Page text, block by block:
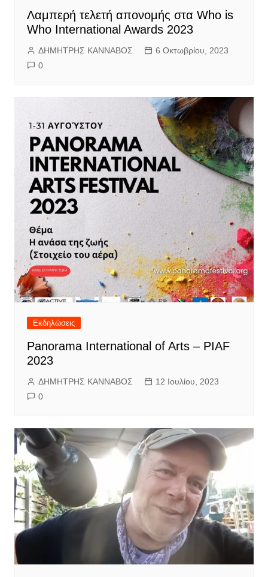
Λαμπερή τελετή απονομής στα Who is
Who International Awards 2023
ΔΗΜΗΤΡΗΣ ΚΑΝΝΑΒΟΣ
6 Οκτωβρίου, 2023
0
Εκδηλώσεις
Panorama International of Arts – PIAF
2023
ΔΗΜΗΤΡΗΣ ΚΑΝΝΑΒΟΣ
12 Ιουλίου, 2023
0